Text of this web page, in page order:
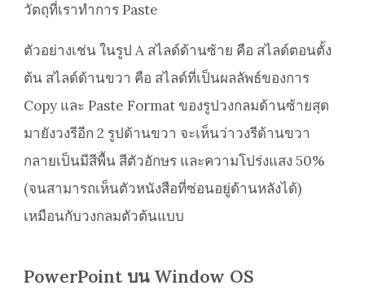
วัตถุที่เราทำการ Paste
ตัวอย่างเช่น ในรูป A สไลด์ด้านซ้าย คือ สไลด์ตอนตั้ง
ต้น สไลด์ด้านขวา คือ สไลด์ที่เป็นผลลัพธ์ของการ
Copy และ Paste Format ของรูปวงกลมด้านซ้ายสุด
มายังวงรีอีก 2 รูปด้านขวา จะเห็นว่าวงรีด้านขวา
กลายเป็นมีสีพื้น สีตัวอักษร และความโปร่งแสง 50%
(จนสามารถเห็นตัวหนังสือที่ซ่อนอยู่ด้านหลังได้)
เหมือนกับวงกลมตัวต้นแบบ
PowerPoint บน Window OS